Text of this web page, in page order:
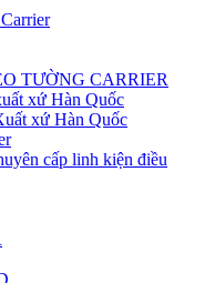
TƯỜNG CARRIER
xứ Hàn Quốc
xứ Hàn Quốc
cấp linh kiện điều